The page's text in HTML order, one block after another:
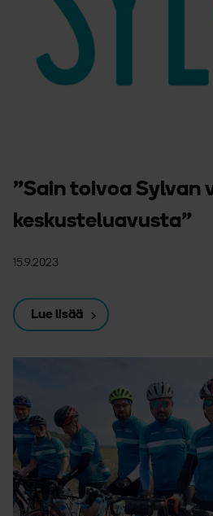
”Sain toivoa Sylvan
keskusteluavusta”
15.9.2023
Lue lisää